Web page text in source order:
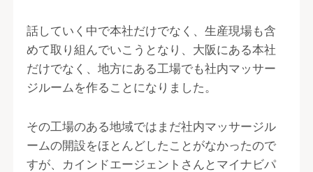
話していく中で本社だけでなく、生産現場も含
めて取り組んでいこうとなり、大阪にある本社
だけでなく、地方にある工場でも社内マッサー
ジルームを作ることになりました。
その工場のある地域ではまだ社内マッサージル
ームの開設をほとんどしたことがなかったので
すが、カインドエージェントさんとマイナビパ